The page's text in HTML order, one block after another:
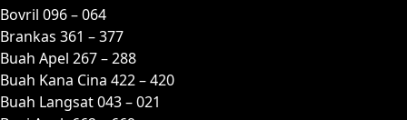
Bovril 096 – 064
Brankas 361 – 377
Buah Apel 267 – 288
Buah Kana Cina 422 – 420
Buah Langsat 043 – 021